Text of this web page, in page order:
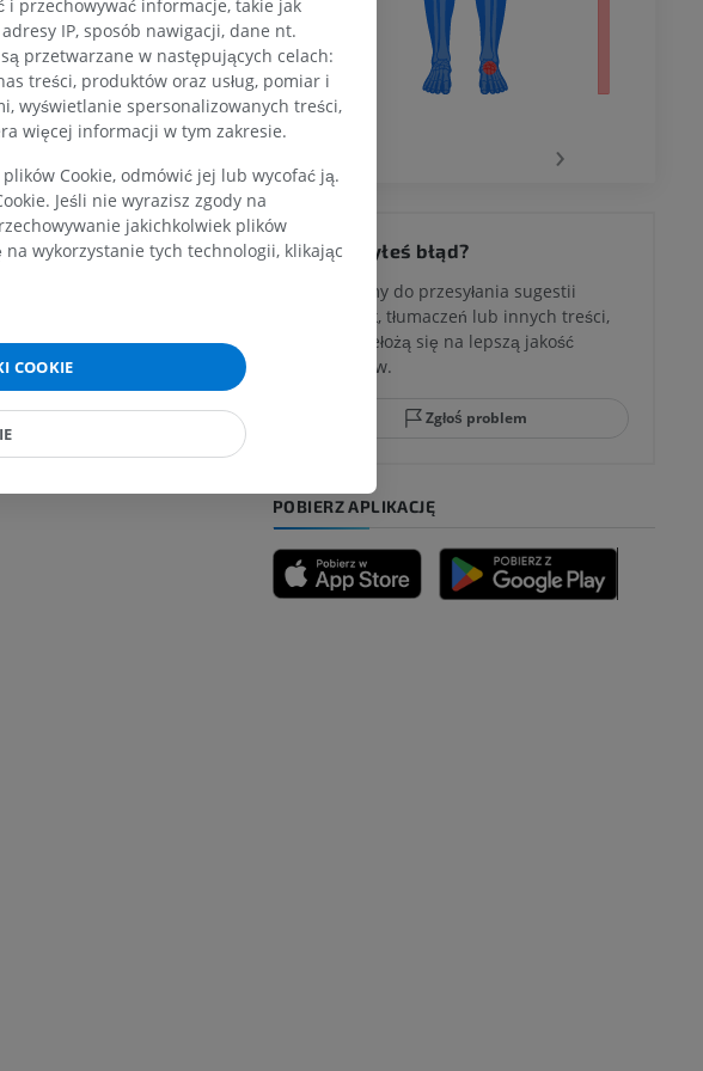
boczna
RM
PREMIUM
Obraz MRI stawu
kolanowego
PREMIUM
Artrografia TK kolana
Artrogram TK
RM kostki i kości stępu
RM
RM przodostopia
›
Zauważyłeś błąd?
Zachęcamy do przesyłania sugestii
poprawek, tłumaczeń lub innych treści,
które przełożą się na lepszą jakość
materiałów.
Zgłoś problem
POBIERZ APLIKACJĘ
przechowywać informacje, takie jak
IP, sposób nawigacji, dane nt.
przetwarzane w następujących celach:
treści, produktów oraz usług, pomiar i
wyświetlanie spersonalizowanych treści,
więcej informacji w tym zakresie.
Cookie, odmówić jej lub wycofać ją.
Jeśli nie wyrazisz zgody na
jakichkolwiek plików
wykorzystanie tych technologii, klikając
COOKIE